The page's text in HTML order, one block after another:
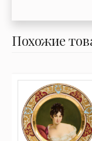
Похожие